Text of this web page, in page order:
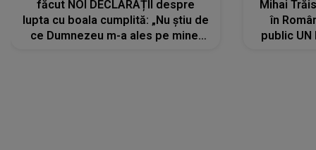
făcut NOI DECLARAȚII despre
lupta cu boala cumplită: „Nu știu de
ce Dumnezeu m-a ales pe mine.
Mihai
în
public UN